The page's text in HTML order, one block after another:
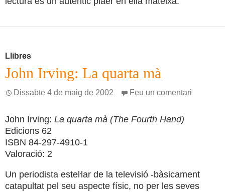
Llibres
John Irving: La quarta mà
Dissabte 4 de maig de 2002 Feu un comentari
John Irving: La quarta mà (The Fourth Hand)
Edicions 62
ISBN 84-297-4910-1
Valoració: 2
Un periodista esteŀlar de la televisió -bàsicament
catapultat pel seu aspecte físic, no per les seves